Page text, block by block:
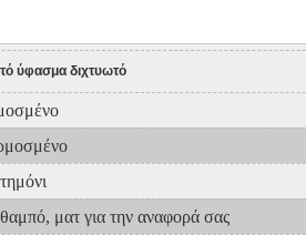
ύφασμα διχτυωτό
ματ για την αναφορά σας